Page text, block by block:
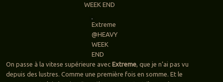
WEEK END
Extreme
@HEAVY
WEEK
END
On passe à la vitese supérieure avec Extreme, que je n’ai pas vu
depuis des lustres. Comme une première fois en somme. Et le